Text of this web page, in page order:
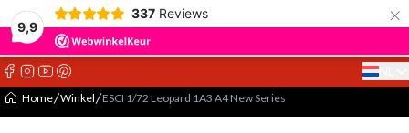
9,9
337 Reviews ×
Select
Home Winkel ESCI 1/72 Leopard 1A3 A4 New Series